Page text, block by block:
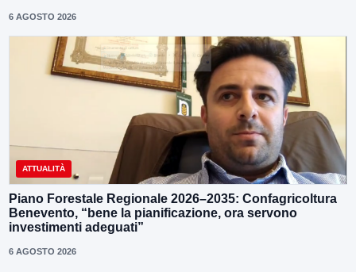
6 AGOSTO 2026
ATTUALITÀ
Piano Forestale Regionale 2026–2035: Confagricoltura
Benevento, “bene la pianificazione, ora servono
investimenti adeguati”
6 AGOSTO 2026